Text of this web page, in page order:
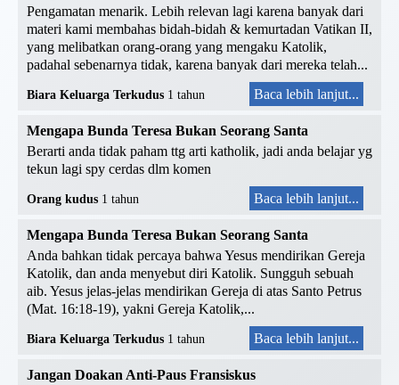
Pengamatan menarik. Lebih relevan lagi karena banyak dari
materi kami membahas bidah-bidah & kemurtadan Vatikan II,
yang melibatkan orang-orang yang mengaku Katolik,
padahal sebenarnya tidak, karena banyak dari mereka telah...
Biara Keluarga Terkudus 1 tahun Baca lebih lanjut...
Mengapa Bunda Teresa Bukan Seorang Santa
Berarti anda tidak paham ttg arti katholik, jadi anda belajar yg
tekun lagi spy cerdas dlm komen
Orang kudus 1 tahun Baca lebih lanjut...
Mengapa Bunda Teresa Bukan Seorang Santa
Anda bahkan tidak percaya bahwa Yesus mendirikan Gereja
Katolik, dan anda menyebut diri Katolik. Sungguh sebuah
aib. Yesus jelas-jelas mendirikan Gereja di atas Santo Petrus
(Mat. 16:18-19), yakni Gereja Katolik,...
Biara Keluarga Terkudus 1 tahun Baca lebih lanjut...
Jangan Doakan Anti-Paus Fransiskus